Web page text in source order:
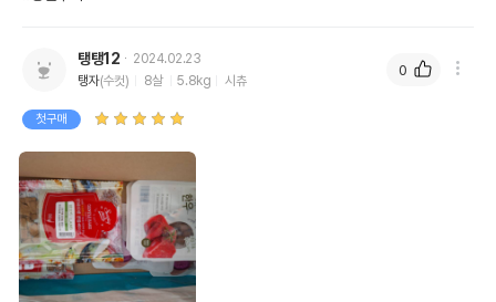
탱탱12
2024.02.23
탱자(수컷) 8살 5.8kg 시츄
첫구매
0